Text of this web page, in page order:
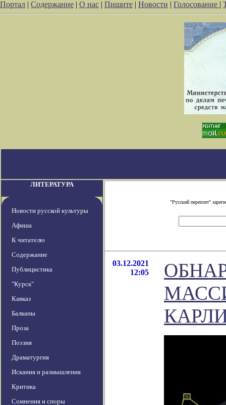
Портал | Содержание | О нас | Пишите | Новости | Голосование |
ЛИТЕРАТУРА
Новости русской культуры
Афиша
К читателю
Содержание
Публицистика
"Курск"
Кавказ
Балканы
Проза
Поэзия
Драматургия
Искания и размышления
Критика
Сомнения и споры
"Русский переплет"
03.12.2021
12:05